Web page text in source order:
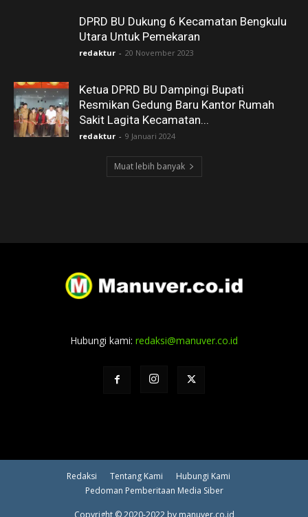
DPRD BU Dukung 6 Kecamatan Bengkulu
Utara Untuk Pemekaran
redaktur - 20 November 2023
Ketua DPRD BU Dampingi Bupati
Resmikan Gedung Baru Kantor Rumah
Sakit Lagita Kecamatan...
redaktur - 9 Januari 2024
Muat lebih banyak
Hubungi kami: redaksi@manuver.co.id
Redaksi Tentang Kami
Hubungi Kami
Pedoman Pemberitaan Media Siber
Copyright © 2020-2022 by manuver.co.id